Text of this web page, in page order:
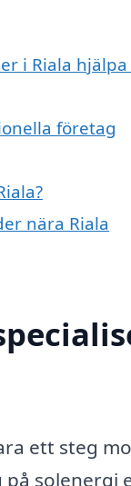
i Riala
företag
nära Riala
ett steg